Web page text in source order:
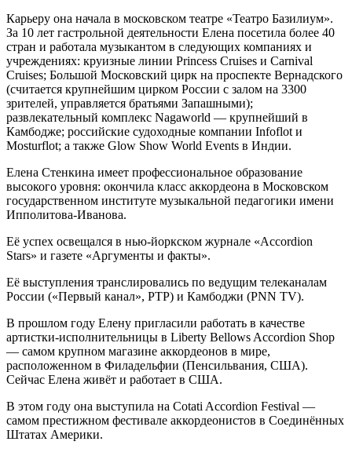
Карьеру она начала в московском театре «Театро Базилиум».
За 10 лет гастрольной деятельности Елена посетила более 40
стран и работала музыкантом в следующих компаниях и
учреждениях: круизные линии Princess Cruises и Carnival
Cruises; Большой Московский цирк на проспекте Вернадского
(считается крупнейшим цирком России с залом на 3300
зрителей, управляется братьями Запашными);
развлекательный комплекс Nagaworld — крупнейший в
Камбодже; российские судоходные компании Infoflot и
Mosturflot; а также Glow Show World Events в Индии.
Елена Стенкина имеет профессиональное образование
высокого уровня: окончила класс аккордеона в Московском
государственном институте музыкальной педагогики имени
Ипполитова-Иванова.
Её успех освещался в нью-йоркском журнале «Accordion
Stars» и газете «Аргументы и факты».
Её выступления транслировались по ведущим телеканалам
России («Первый канал», РТР) и Камбоджи (PNN TV).
В прошлом году Елену пригласили работать в качестве
артистки-исполнительницы в Liberty Bellows Accordion Shop
— самом крупном магазине аккордеонов в мире,
расположенном в Филадельфии (Пенсильвания, США).
Сейчас Елена живёт и работает в США.
В этом году она выступила на Cotati Accordion Festival —
самом престижном фестивале аккордеонистов в Соединённых
Штатах Америки.